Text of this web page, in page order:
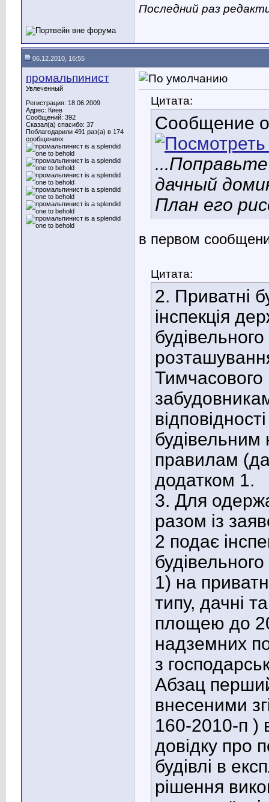
Последний раз
06.12.2010, 16:55
промальпинист
Увлеченный
Регистрация: 18.06.2009
Адрес: Киев
Сообщений: 392
Сказал(а) спасибо: 37
Поблагодарили 491 раз(а) в 174
сообщениях
Цитата:
Сообщение
дачный
План его
в первом
Цитата:
2. Приватні
інспекція
Тимчасового
правилам
додатком 1.
3. Для
разом із
2 подає
1) на
типу, дачні
площею до
надземних
з
Абзац
внесеними
160-2010-п )
довідку про
будівлі в
рішення